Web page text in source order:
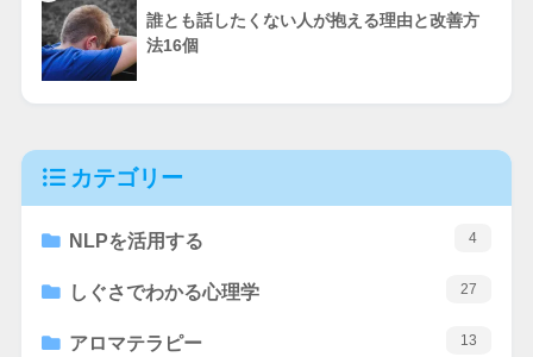
誰とも話したくない人が抱える理由と改善方
法16個
カテゴリー
NLPを活用する 4
しぐさでわかる心理学 27
アロマテラピー 13